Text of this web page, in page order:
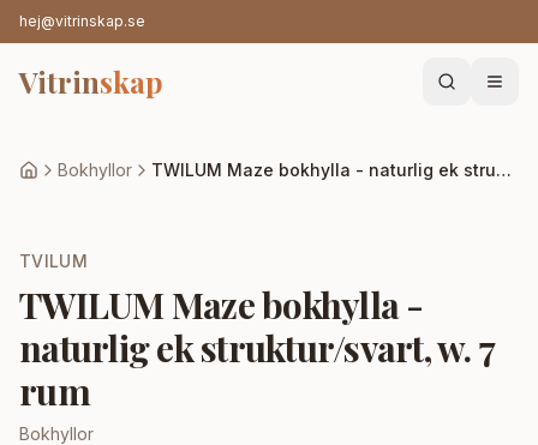
hej@vitrinskap.se
Vitrinskap
Bokhyllor TWILUM Maze bokhylla - naturlig ek struktur/svart, w. 7 rum
TVILUM
TWILUM Maze bokhylla -
naturlig ek struktur/svart, w. 7
rum
Bokhyllor